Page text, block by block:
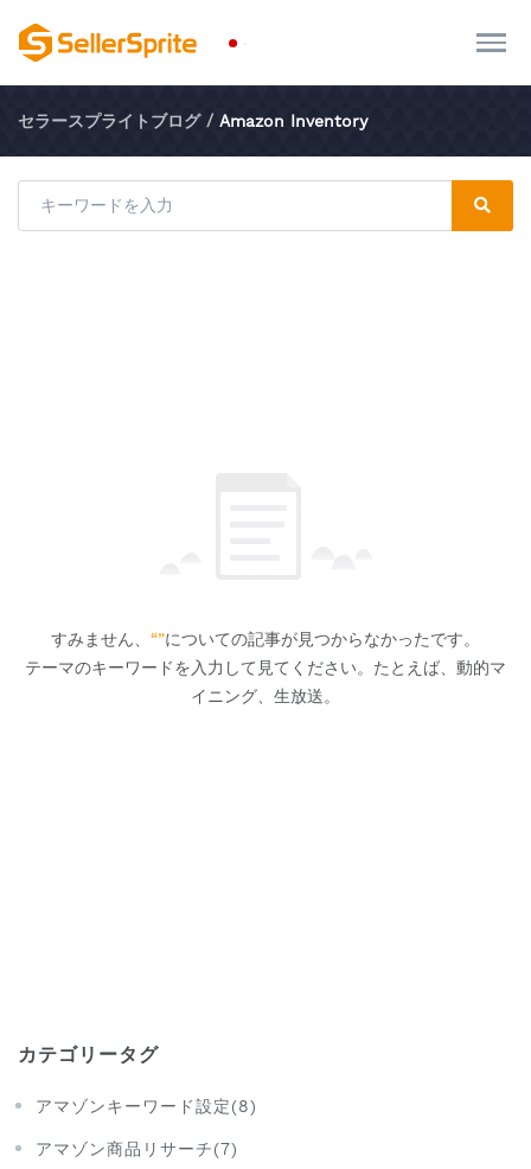
セラースプライトブログ / Amazon Inventory
すみません、 “”についての記事が見つからなかったです。
テーマのキーワードを入力して見てください。たとえば、動的マ
イニング、生放送。
カテゴリータグ
アマゾンキーワード設定(8)
アマゾン商品リサーチ(7)